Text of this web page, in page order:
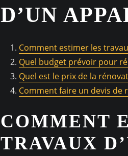
D’UN
Comment estimer les
Quel budget prévoir pour
Quel est le prix de la
Comment faire un devis de
COMMENT
TRAVAUX